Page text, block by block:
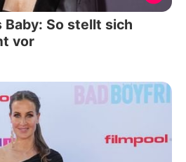
Baby: So stellt sich
vor